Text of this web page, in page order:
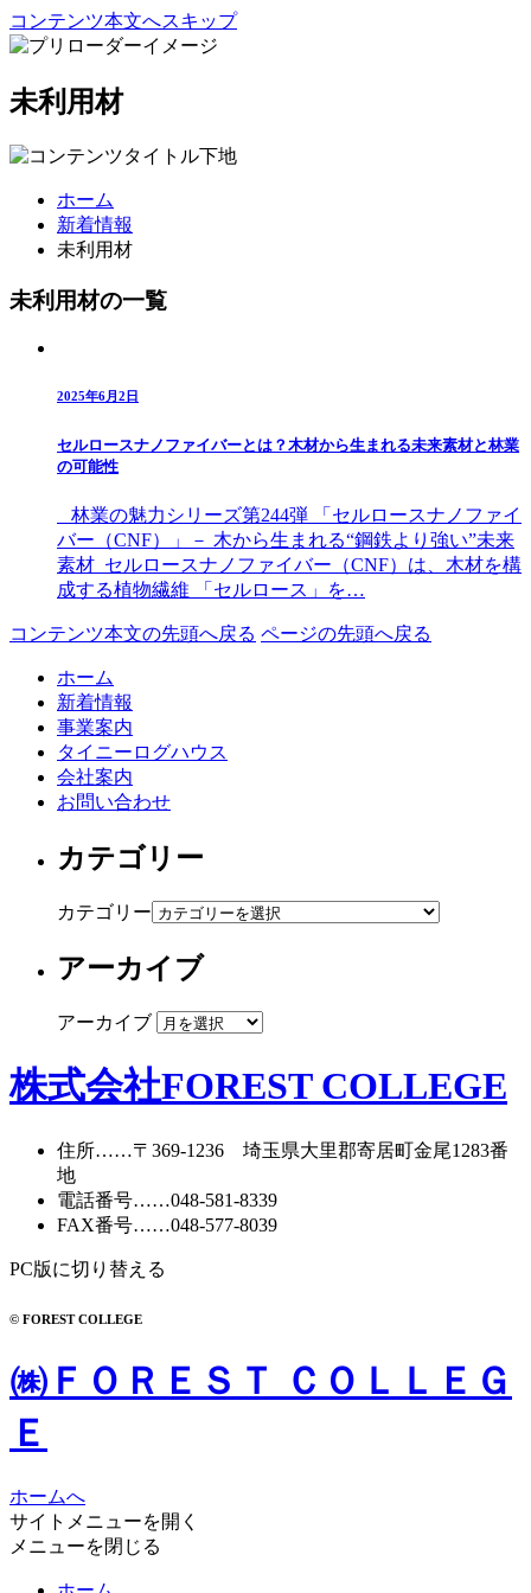
コンテンツ本文へスキップ
未利用材
ホーム
新着情報
未利用材
未利用材の一覧
2025年6月2日
セルロースナノファイバーとは？木材から生まれる未来素材と林業
の可能性
林業の魅力シリーズ第244弾 「セルロースナノファイ
バー（CNF）」－ 木から生まれる“鋼鉄より強い”未来
素材 セルロースナノファイバー（CNF）は、木材を構
成する植物繊維 「セルロース」を…
コンテンツ本文の先頭へ戻る ページの先頭へ戻る
ホーム
新着情報
事業案内
タイニーログハウス
会社案内
お問い合わせ
カテゴリー
カテゴリー
アーカイブ
アーカイブ
株式会社FOREST COLLEGE
住所……〒369-1236 埼玉県大里郡寄居町金尾1283番
地
電話番号……048-581-8339
FAX番号……048-577-8039
PC版に切り替える
© FOREST COLLEGE
㈱ＦＯＲＥＳＴ ＣＯＬＬＥＧ
Ｅ
ホームへ
サイトメニューを開く
メニューを閉じる